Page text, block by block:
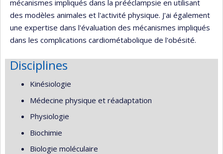
mécanismes impliqués dans la prééclampsie en utilisant
des modèles animales et l'activité physique. J'ai également
une expertise dans l'évaluation des mécanismes impliqués
dans les complications cardiométabolique de l'obésité.
Disciplines
Kinésiologie
Médecine physique et réadaptation
Physiologie
Biochimie
Biologie moléculaire